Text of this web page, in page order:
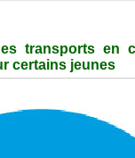
transports en
certains jeunes